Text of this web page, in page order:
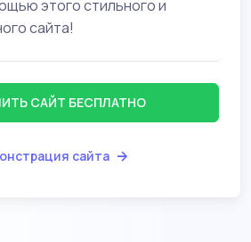
этого стильного и
сайта!
САЙТ БЕСПЛАТНО
сайта